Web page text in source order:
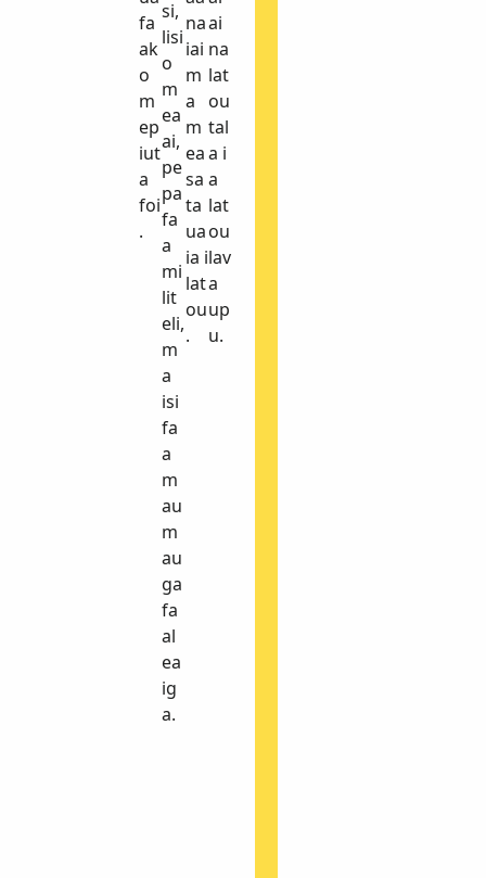
fa
ak
o
m
ep
iut
a
foi
.
si,
lisi
o
m
ea
ai,
pe
pa
fa
a
mi
lit
eli,
m
a
isi
fa
a
m
au
m
au
ga
fa
al
ea
ig
a.
na
iai
m
a
m
ea
sa
ta
ua
ia i
lat
ou
.
ai
na
lat
ou
tal
a i
a
lat
ou
lav
a
up
u.